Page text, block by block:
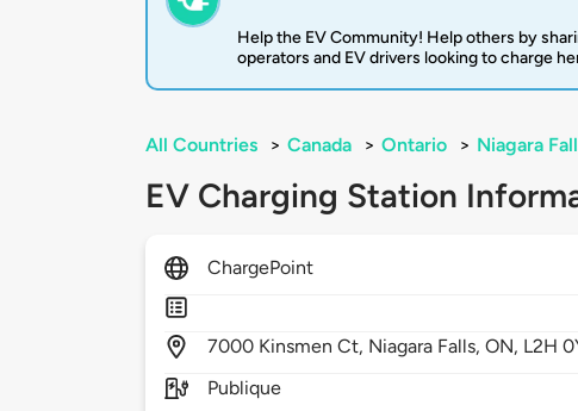
Help the EV Community! Help others by
operators and EV drivers looking to charge
All Countries > Canada > Ontario > Niagara
EV Charging Station
ChargePoint
7000 Kinsmen Ct, Niagara Falls,ON, L2H
Publique